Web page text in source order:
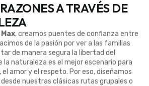
A TRAVÉS DE
, creamos puentes de confianza entre
de la pasión por ver a las familias
de manera segura la libertad del
la naturaleza es el mejor escenario para
amor y el respeto. Por eso, diseñamos
nuestras clásicas rutas grupales o